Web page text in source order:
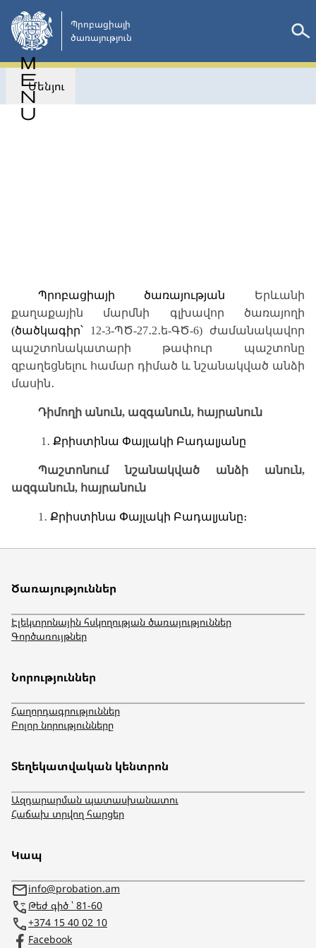
Անցնել
հիմնական
բովանդակությանը
Պրոբացիայի
ծառայություն
Մենյու
Պրոբացիայի ծառայության Երևանի
քաղաքային
մարմնի գլխավոր ծառայողի
(ծածկագիր՝ 12-3-ՊԾ-27․2․ե-ԳԾ-6) ժամանակավոր
պաշտոնակատարի թափուր պաշտոնը
զբաղեցնելու համար դիմած և նշանակված անձի
մասին․
Դիմողի անուն, ազգանուն, հայրանուն
1 ․ Քրիստինա Փայլակի Բադալյանը
Պաշտոնում նշանակված անձի անուն,
ազգանուն, հայրանուն
1 ․ Քրիստինա Փայլակի Բադալյանը։
Ծառայություններ
Էլեկտրոնային հսկողության ծառայություններ
Գործառույթներ
Նորություններ
Հաղորդագրություններ
Բոլոր նորությունները
Տեղեկատվական կենտրոն
Ազդարարման պատասխանատու
Հաճախ տրվող հարցեր
Կապ
info@probation.am
Թեժ գիծ ՝ 81-60
+374 15 40 02 10
Facebook